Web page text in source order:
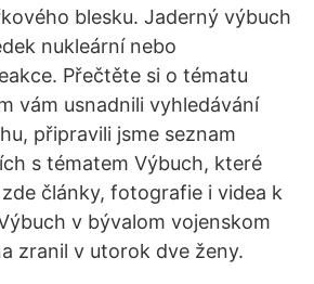
blesku. Jaderný výbuch
nukleární nebo
Přečtěte si o tématu
vám usnadnili vyhledávání
připravili jsme seznam
s tématem Výbuch, které
články, fotografie i videa k
v bývalom vojenskom
zranil v utorok dve ženy.